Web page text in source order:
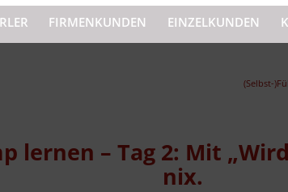
FIRMENKUNDEN EINZELKUNDEN
(Selbst-
lernen – Tag 2: Mit
nix.